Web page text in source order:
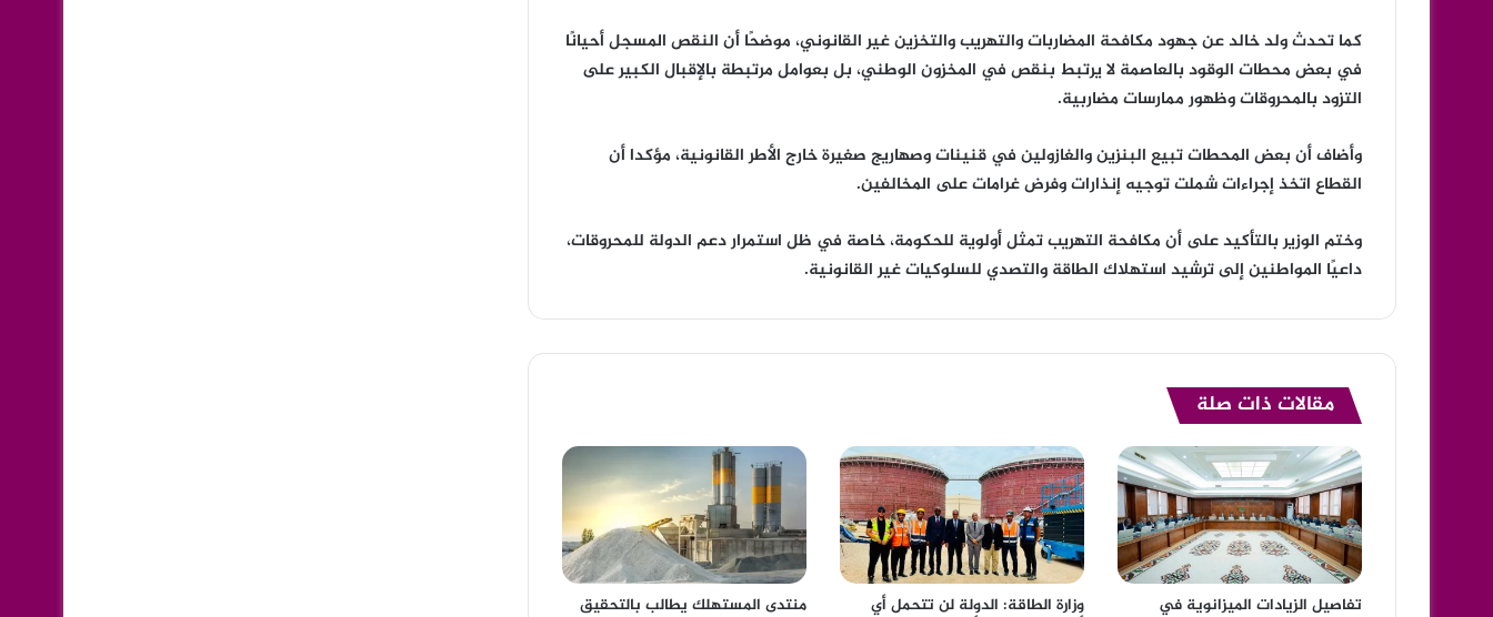
كما تحدث ولد خالد عن جهود مكافحة المضاربات والتهريب والتخزين غير القانوني، موضحًا أن النقص المسجل أحيانًا
في بعض محطات الوقود بالعاصمة لا يرتبط بنقص في المخزون الوطني، بل بعوامل مرتبطة بالإقبال الكبير على
التزود بالمحروقات وظهور ممارسات مضاربية.
وأضاف أن بعض المحطات تبيع البنزين والغازولين في قنينات وصهاريج صغيرة خارج الأطر القانونية، مؤكدا أن
القطاع اتخذ إجراءات شملت توجيه إنذارات وفرض غرامات على المخالفين.
وختم الوزير بالتأكيد على أن مكافحة التهريب تمثل أولوية للحكومة، خاصة في ظل استمرار دعم الدولة للمحروقات،
داعيًا المواطنين إلى ترشيد استهلاك الطاقة والتصدي للسلوكيات غير القانونية.
مقالات ذات صلة
تفاصيل الزيادات الميزانوية في
وزارة الطاقة: الدولة لن تتحمل أي
منتدى المستهلك يطالب بالتحقيق